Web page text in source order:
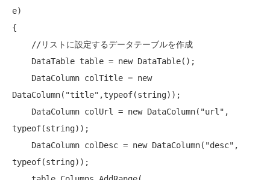
e)
{
//リストに設定するデータテーブルを作成
    DataTable table =
new DataTable();
    DataColumn colTitle =
new
DataColumn( "title" ,typeof(string));
    DataColumn colUrl =
new DataColumn( "url"
typeof(string));
    DataColumn colDesc =
new DataColumn( "desc"
typeof(string));